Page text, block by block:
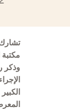
مكتبة
وذكر